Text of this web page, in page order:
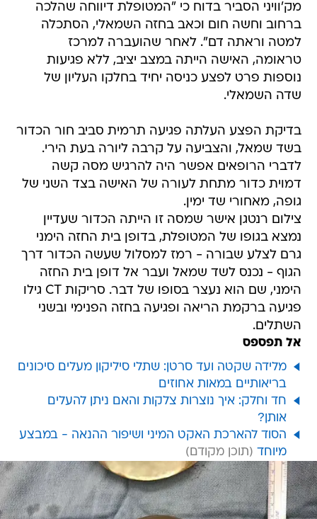
מק'וויני הסביר בדוח כי "המטופלת דיווחה שהלכה
ברחוב וחשה חום וכאב בחזה השמאלי, הסתכלה
למטה וראתה דם". לאחר שהועברה למרכז
טראומה, האישה הייתה במצב יציב, ללא פגיעות
נוספות פרט לפצע כניסה יחיד בחלקו העליון של
שדה השמאלי.
בדיקת הפצע העלתה פגיעה תרמית סביב חור הכדור
בשד שמאל, והצביעה על קרבה ליורה בעת הירי.
לדברי הרופאים אפשר היה להרגיש מסה קשה
דמוית כדור מתחת לעורה של האישה בצד השני של
גופה, מאחורי שד ימין.
צילום רנטגן אישר שמסה זו הייתה הכדור שעדיין
נמצא בגופו של המטופלת, בדופן בית החזה הימני
גרם לצלע שבורה - רמז למסלול שעשה הכדור דרך
הגוף - נכנס לשד שמאל ועבר אל דופן בית החזה
הימני, שם הוא נעצר בסופו של דבר. סריקות CT גילו
פגיעה ברקמת הריאה ופגיעה בחזה הפנימי ובשני
השתלים.
אל תפספס
מלידה שקטה ועד סרטן: שתלי סיליקון מעלים סיכונים
בריאותיים במאות אחוזים
חד וחלק: איך נוצרות צלקות והאם ניתן להעלים
אותן?
הסוד להארכת האקט המיני ושיפור ההנאה - במבצע
מיוחד